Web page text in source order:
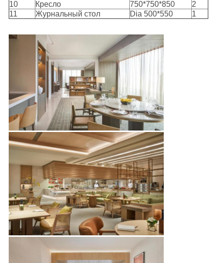
10 Кресло 750*750*850
2
11
Журнальный стол Dia 500*550 1